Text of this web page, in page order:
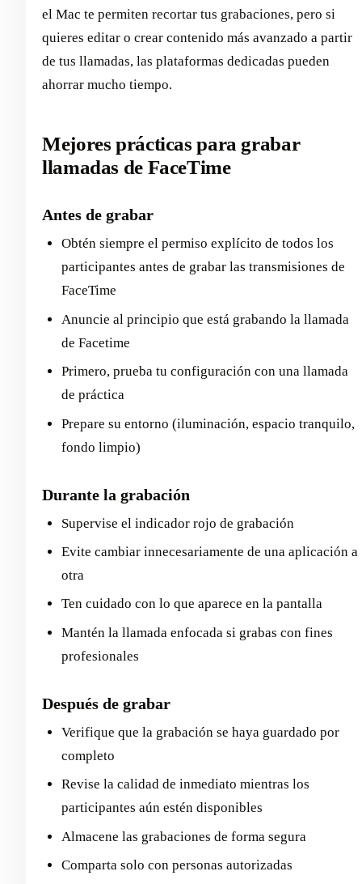
el Mac te permiten recortar tus grabaciones, pero si
quieres editar o crear contenido más avanzado a partir
de tus llamadas, las plataformas dedicadas pueden
ahorrar mucho tiempo.
Mejores prácticas para grabar
llamadas de FaceTime
Antes de grabar
Obtén siempre el permiso explícito de todos los
participantes antes de grabar las transmisiones de
FaceTime
Anuncie al principio que está grabando la llamada
de Facetime
Primero, prueba tu configuración con una llamada
de práctica
Prepare su entorno (iluminación, espacio tranquilo,
fondo limpio)
Durante la grabación
Supervise el indicador rojo de grabación
Evite cambiar innecesariamente de una aplicación a
otra
Ten cuidado con lo que aparece en la pantalla
Mantén la llamada enfocada si grabas con fines
profesionales
Después de grabar
Verifique que la grabación se haya guardado por
completo
Revise la calidad de inmediato mientras los
participantes aún estén disponibles
Almacene las grabaciones de forma segura
Comparta solo con personas autorizadas